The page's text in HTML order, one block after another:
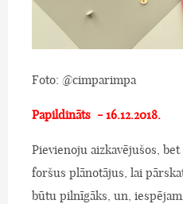
Foto: @cimparimpa
Papildināts - 16.12.2018.
Pievienoju aizkavējušos,
foršus plānotājus, lai
būtu pilnīgāks, un,